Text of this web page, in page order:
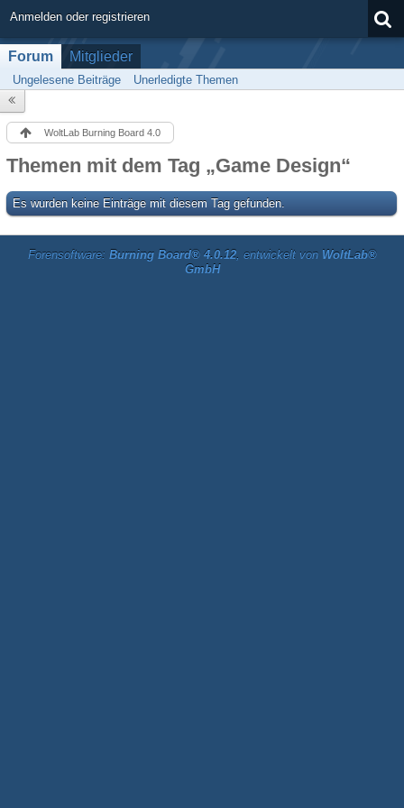
Anmelden oder registrieren
Forum Mitglieder
Ungelesene Beiträge Unerledigte Themen
WoltLab Burning Board 4.0
Themen mit dem Tag „Game Design“
Es wurden keine Einträge mit diesem Tag gefunden.
Forensoftware: Burning Board® 4.0.12, entwickelt von WoltLab®
GmbH